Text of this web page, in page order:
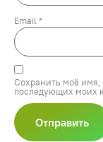
Email *
Сохранить моё имя,
последующих моих